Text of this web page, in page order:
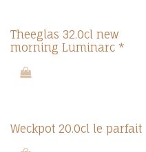
Theeglas 32.0cl new
morning Luminarc *
Weckpot 20.0cl le parfait